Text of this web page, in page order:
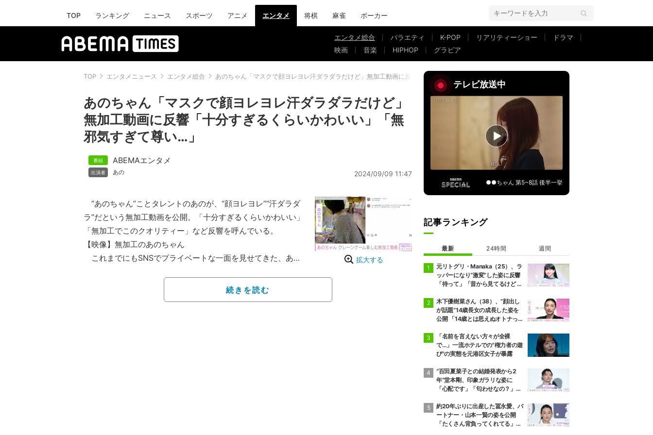
TOP ランキング ニュース スポーツ アニメ エンタメ 将棋 麻雀 ポーカー
エンタメ総合 バラエティ K-POP リアリティーショー
ドラマ
映画
音楽 HIPHOP グラビア
TOP エンタメニュース エンタメ総合 あのちゃん「マスクで顔ヨレヨレ汗ダラダラだけど」無加工動画に反響「十分すぎるくらいかわいい」「無邪気すぎて尊い…」
あのちゃん「マスクで顔ヨレヨレ汗ダラダラだけど」
無加工動画に反響「十分すぎるくらいかわいい」「無
邪気すぎて尊い…」
ABEMAエンタメ
あの 2024/09/09 11:47
拡大する
“あのちゃん”ことタレントのあのが、“顔ヨレヨレ”“汗ダラダ
ラ”だという無加工動画を公開。「十分すぎるくらいかわいい」
「無加工でこのクオリティー」など反響を呼んでいる。
【映像】無加工のあのちゃん
これまでにもSNSでプライベートな一面を見せてきた、あの
となる毎日のスキンケアを紹介し、すっぴん姿を披露してい
続きを読む
テレビ放送中
●●ちゃん 第5~8話 後半一挙
記事ランキング
最新 24時間 週間
元リトグリ・Manaka（25）、ラ
ッパーになり“激変”した姿に反響
「待って」「昔から見てるけど 最
木下優樹菜さん（38）、“顔出し
が話題”14歳長女の成長した姿を
公開 「14歳とは思えぬオトナっぽ
ぎる」など反響
「名前を言えない方々が全裸
で…」一流ホテルでの"権力者の遊
び"の実態を元港区女子が暴露
“百田夏菜子との結婚発表から2
年”堂本剛、印象ガラリな姿に
「心配です」「匂わせなの？」な
約20年ぶりに出産した冨永愛、パ
ートナー・山本一賢の姿を公開
「たくさん背負ってくれてる」感